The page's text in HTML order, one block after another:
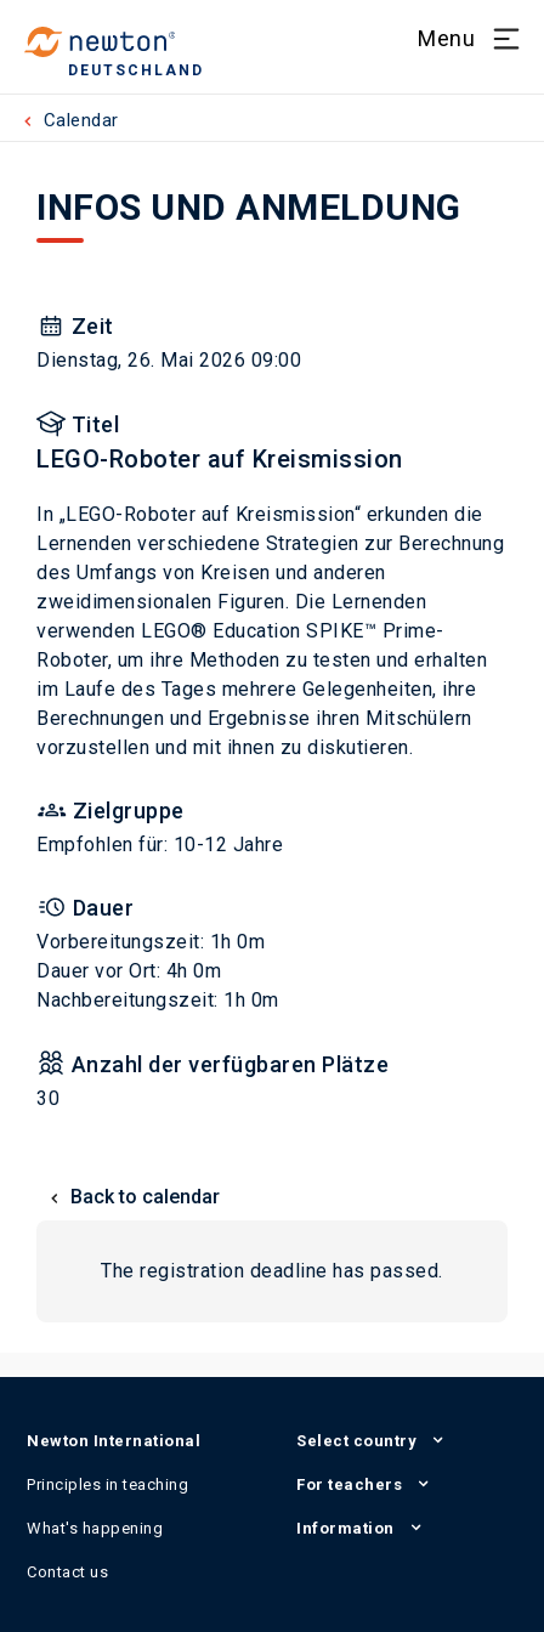
DEUTSCHLAND
Menu
Calendar
INFOS UND ANMELDUNG
Zeit
Dienstag, 26. Mai 2026 09:00
Titel
LEGO-Roboter auf Kreismission
In „LEGO-Roboter auf Kreismission“ erkunden die
Lernenden verschiedene Strategien zur Berechnung
des Umfangs von Kreisen und anderen
zweidimensionalen Figuren. Die Lernenden
verwenden LEGO® Education SPIKE™ Prime-
Roboter, um ihre Methoden zu testen und erhalten
im Laufe des Tages mehrere Gelegenheiten, ihre
Berechnungen und Ergebnisse ihren Mitschülern
vorzustellen und mit ihnen zu diskutieren.
Zielgruppe
Empfohlen für: 10-12 Jahre
Dauer
Vorbereitungszeit: 1h 0m
Dauer vor Ort: 4h 0m
Nachbereitungszeit: 1h 0m
Anzahl der verfügbaren Plätze
30
Back to calendar
The registration deadline has passed.
Newton International
Principles in teaching
What's happening
Contact us
Select country
For teachers
Information